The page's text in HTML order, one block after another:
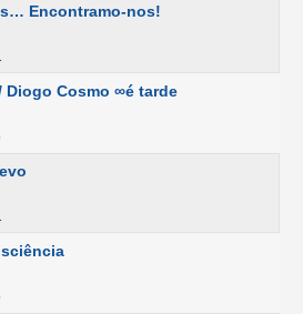
Encontramo-nos!
Diogo Cosmo ∞é tarde